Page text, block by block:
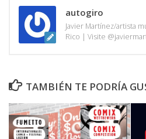
autogiro
Javier Martínez/artista
Rico | Visite
TAMBIÉN TE PODRÍA